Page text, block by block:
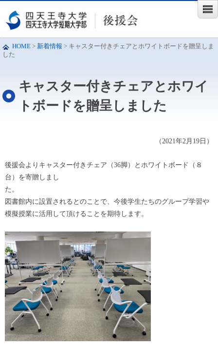
HOME > 新着情報 > キャスター付きチェアとホワイトボードを贈呈しま
した
キャスター付きチェアとホワイ
トボードを贈呈しました
（2021年2月19日）
後援会よりキャスター付きチェア（36脚）とホワイトボード（８
台）を寄贈しまし
た
図書館内に設置されるとのことで、今後学生たちのグループ学習や
模擬授業に活用して頂けることを期待します。